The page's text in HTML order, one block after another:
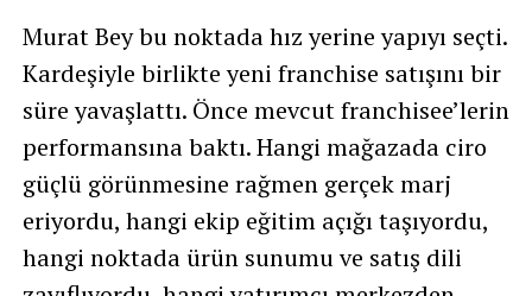
Murat Bey bu noktada hız yerine yapıyı seçti.
Kardeşiyle birlikte yeni franchise satışını bir
süre yavaşlattı. Önce mevcut franchisee’lerin
performansına baktı. Hangi mağazada ciro
güçlü görünmesine rağmen gerçek marj
eriyordu, hangi ekip eğitim açığı taşıyordu,
hangi noktada ürün sunumu ve satış dili